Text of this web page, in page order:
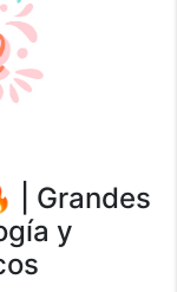
| Grandes
y